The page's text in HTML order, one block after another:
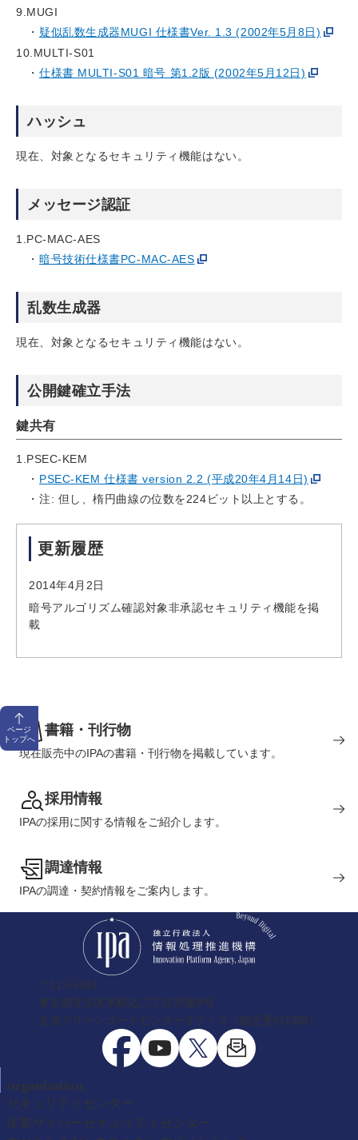
9.MUGI
疑似乱数生成器MUGI 仕様書Ver. 1.3 (2002年5月8日)
10.MULTI-S01
仕様書 MULTI-S01 暗号 第1.2版 (2002年5月12日)
ハッシュ
現在、対象となるセキュリティ機能はない。
メッセージ認証
1.PC-MAC-AES
暗号技術仕様書PC-MAC-AES
乱数生成器
現在、対象となるセキュリティ機能はない。
公開鍵確立手法
鍵共有
1.PSEC-KEM
PSEC-KEM 仕様書 version 2.2 (平成20年4月14日)
注: 但し、楕円曲線の位数を224ビット以上とする。
更新履歴
2014年4月2日
暗号アルゴリズム確認対象非承認セキュリティ機能を掲
載
ページ
トップへ
書籍・刊行物
現在販売中のIPAの書籍・刊行物を掲載しています。
採用情報
IPAの採用に関する情報をご紹介します。
調達情報
IPAの調達・契約情報をご案内します。
〒113-6591
東京都文京区本駒込二丁目28番8号
文京グリーンコートセンターオフィス（総合受付13階）
organization
セキュリティセンター
産業サイバーセキュリティセンター